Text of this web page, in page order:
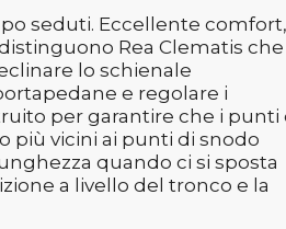
seduti. Eccellente comfort,
Rea Clematis che
lo schienale
e regolare i
per garantire che i punti
più vicini ai punti di snodo
quando ci si sposta
a livello del tronco e la